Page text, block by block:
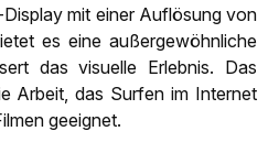
mit einer Auflösung von
es eine außergewöhnliche
das visuelle Erlebnis. Das
Arbeit, das Surfen im Internet
geeignet.